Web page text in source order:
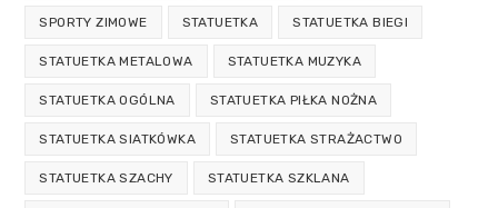
SPORTY ZIMOWE STATUETKA STATUETKA BIEGI
STATUETKA METALOWA STATUETKA MUZYKA
STATUETKA OGÓLNA STATUETKA PIŁKA NOŻNA
STATUETKA SIATKÓWKA STATUETKA STRAŻACTWO
STATUETKA SZACHY STATUETKA SZKLANA